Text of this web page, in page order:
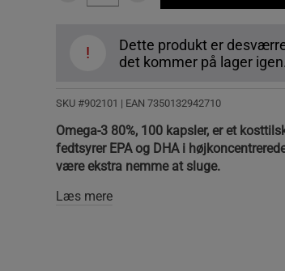
!
Dette produkt er
det kommer på lager igen.
SKU #902101 | EAN 7350132942710
Omega-3 80%, 100 kapsler, er et
fedtsyrer EPA og DHA i
være ekstra nemme at sluge.
Læs mere